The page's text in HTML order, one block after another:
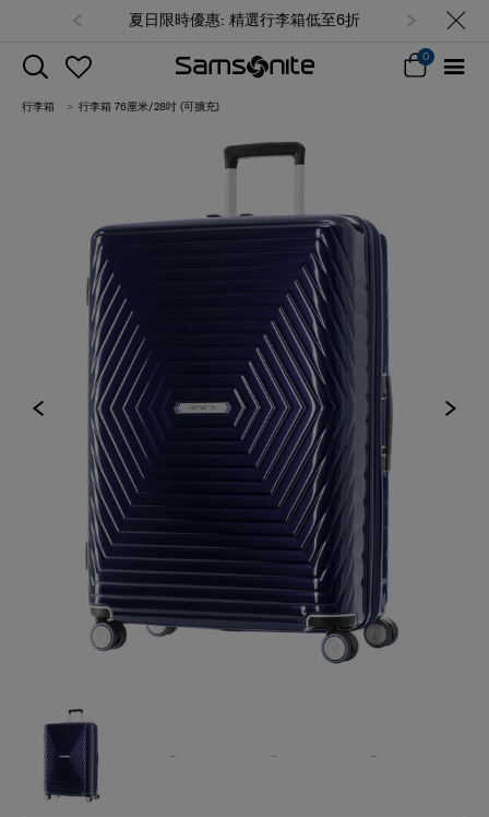
夏日限時優惠: 精選行李箱低至6折
0
行李箱 行李箱 76厘米/28吋 (可擴充)